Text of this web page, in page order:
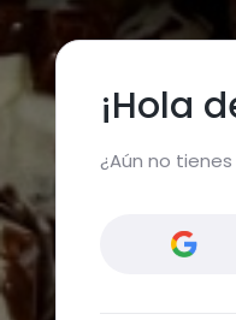
¡Hola
¿Aún no